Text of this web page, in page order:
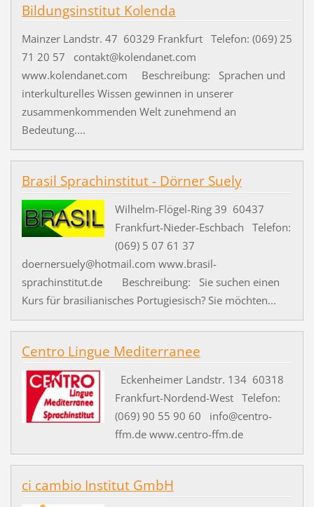
Bildungsinstitut Kolenda
Mainzer Landstr. 47 60329 Frankfurt Telefon: (069) 25
71 20 57 contakt@kolendanet.com
www.kolendanet.com Beschreibung: Sprachen und
interkulturelles Wissen gewinnen in unserer
zusammenkommenden Welt zunehmend an
Bedeutung....
Brasil Sprachinstitut - Dörner Suely
Wilhelm-Flögel-Ring 39 60437
Frankfurt-Nieder-Eschbach Telefon:
(069) 5 07 61 37
doernersuely@hotmail.com www.brasil-
sprachinstitut.de Beschreibung: Sie suchen einen
Kurs für brasilianisches Portugiesisch? Sie möchten...
Centro Lingue Mediterranee
Eckenheimer Landstr. 134 60318
Frankfurt-Nordend-West Telefon:
(069) 90 55 90 60 info@centro-
ffm.de www.centro-ffm.de
ci cambio Institut GmbH